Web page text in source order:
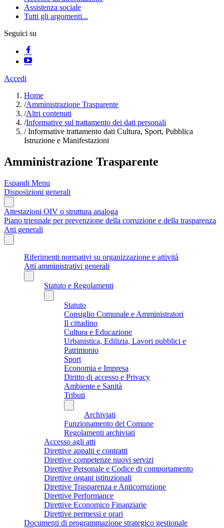
Assistenza sociale
Tutti gli argomenti...
Seguici su
Accedi
Home
/Amministrazione Trasparente
/Altri contenuti
/Informative sul trattamento dei dati personali
/Informative trattamento dati Cultura, Sport, Pubblica
Istruzione e Manifestazioni
Amministrazione Trasparente
Espandi Menu
Disposizioni generali
Attestazioni OIV o struttura analoga
Piano triennale per prevenzione della corruzione e della trasparenza
Atti generali
Riferimenti normativi su organizzazione e attività
Atti amministrativi generali
Statuto e Regolamenti
Statuto
Consiglio Comunale e Amministratori
Il cittadino
Cultura e Educazione
Urbanistica, Edilizia, Lavori pubblici e
Patrimonio
Sport
Economia e Impresa
Diritto di accesso e Privacy
Ambiente e Sanità
Tributi
Archiviati
Funzionamento del Comune
Regolamenti archiviati
Accesso agli atti
Direttive appalti e contratti
Direttive competenze nuovi servizi
Direttive Personale e Codice di comportamento
Direttive organi istituzionali
Direttive Trasparenza e Anticorruzione
Direttive Performance
Direttive Economico Finanziarie
Direttive permessi e orari
Documenti di programmazione strategico gestionale